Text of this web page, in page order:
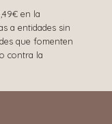
en la
a entidades sin
que fomenten
contra la